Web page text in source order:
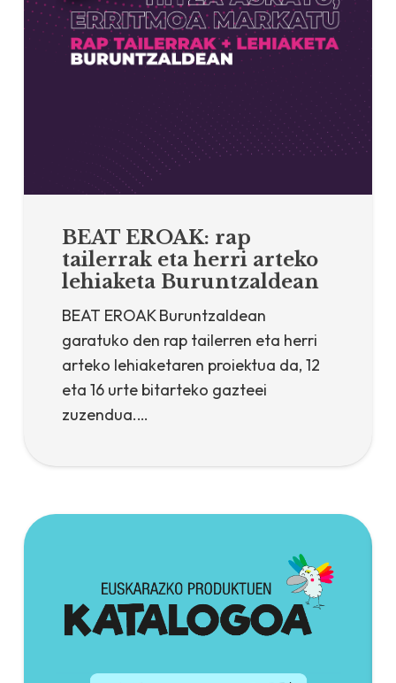
BEAT EROAK: rap
tailerrak eta herri arteko
lehiaketa Buruntzaldean
BEAT EROAK Buruntzaldean
garatuko den rap tailerren eta herri
arteko lehiaketaren proiektua da, 12
eta 16 urte bitarteko gazteei
zuzendua.…